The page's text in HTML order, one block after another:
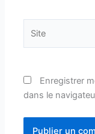
Enregistrer
dans le